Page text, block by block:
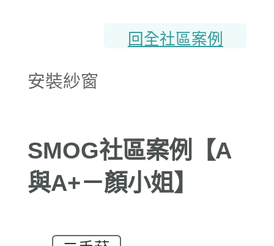
回全社區案例
安裝紗窗
SMOG社區案例【A
與A+－顏小姐】